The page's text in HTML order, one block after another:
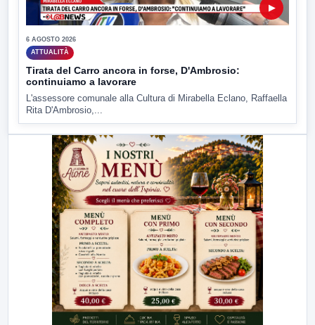
▶
6 AGOSTO 2026
ATTUALITÀ
Tirata del Carro ancora in forse, D'Ambrosio:
continuiamo a lavorare
L'assessore comunale alla Cultura di Mirabella Eclano, Raffaella
Rita D'Ambrosio,...